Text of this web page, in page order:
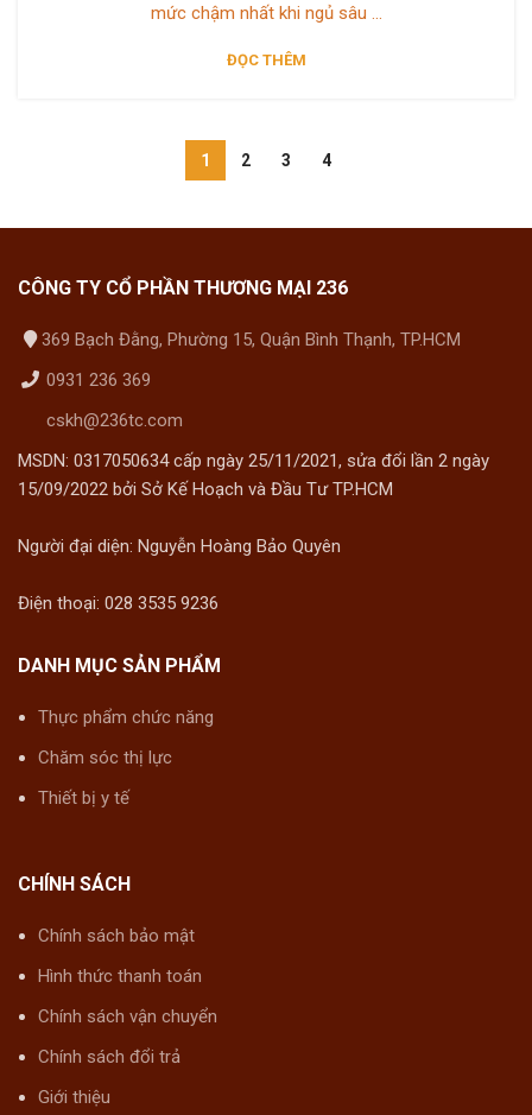
mức chậm nhất khi ngủ sâu ...
ĐỌC THÊM
1 2 3 4
CÔNG TY CỔ PHẦN THƯƠNG MẠI 236
369 Bạch Đằng, Phường 15, Quận Bình Thạnh, TP.HCM
0931 236 369
cskh@236tc.com
MSDN: 0317050634 cấp ngày 25/11/2021, sửa đổi lần 2 ngày
15/09/2022 bởi Sở Kế Hoạch và Đầu Tư TP.HCM
Người đại diện: Nguyễn Hoàng Bảo Quyên
Điện thoại: 028 3535 9236
DANH MỤC SẢN PHẨM
Thực phẩm chức năng
Chăm sóc thị lực
Thiết bị y tế
CHÍNH SÁCH
Chính sách bảo mật
Hình thức thanh toán
Chính sách vận chuyển
Chính sách đổi trả
Giới thiệu